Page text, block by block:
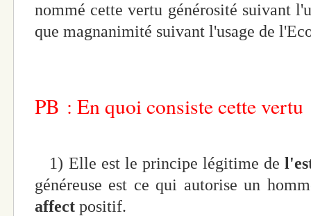
nommé cette vertu générosité suivant
que magnanimité suivant l'usage de
PB : En quoi consiste cette vertu
1) Elle est le principe légitime de
généreuse est ce qui autorise un
affect positif.